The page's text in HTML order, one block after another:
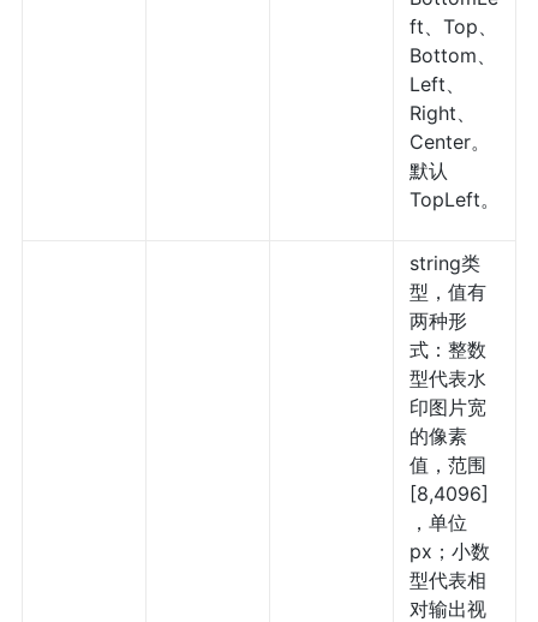
ft、Top、
Bottom、
Left、
Right、
Center。
默认
TopLeft。
string类
型，值有
两种形
式：整数
型代表水
印图片宽
的像素
值，范围
[8,4096]
，单位
px；小数
型代表相
对输出视